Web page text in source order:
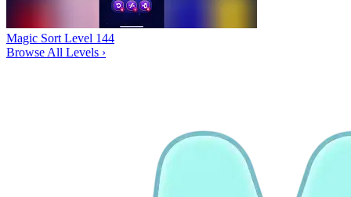
Magic Sort Level 144
Browse All Levels ›